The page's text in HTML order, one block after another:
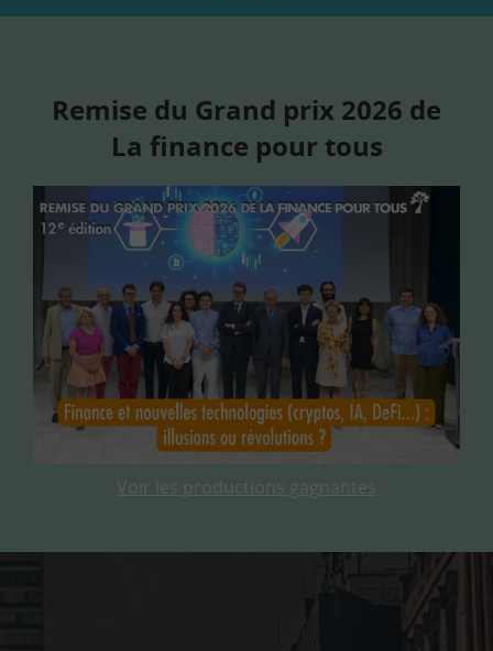
Remise du Grand prix 2026 de
La finance pour tous
Voir les productions gagnantes